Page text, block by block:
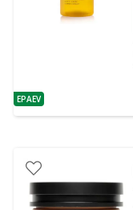
nõuanne
EPAEV